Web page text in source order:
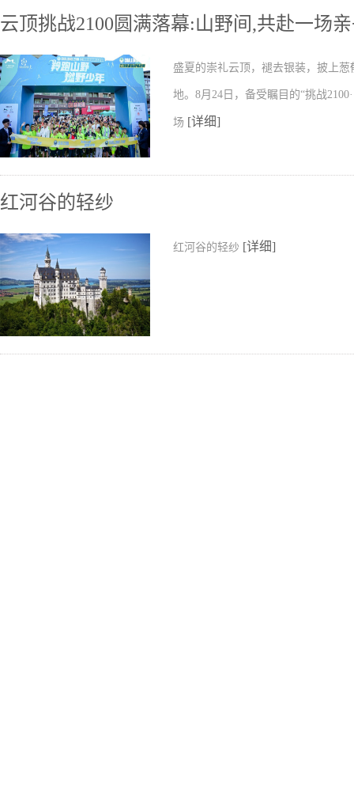
云顶挑战2100圆满落幕:山野间,共赴一场
盛夏的崇礼云顶，褪去银装，披上
地。8月24日，备受瞩目的“挑战
场 [详细]
红河谷的轻纱
红河谷的轻纱 [详细]